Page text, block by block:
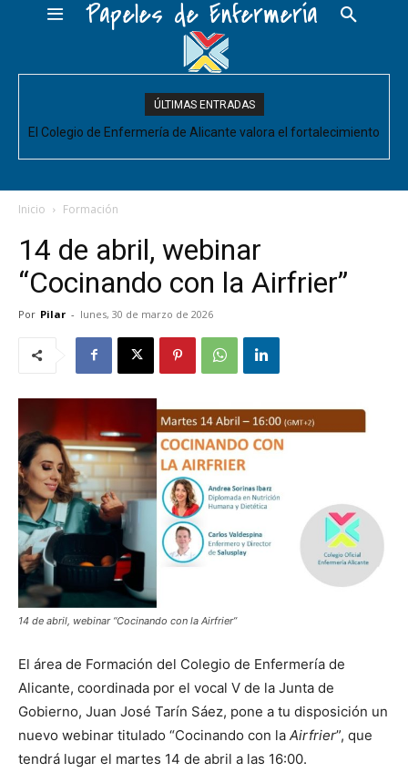
Papeles de Enfermería
ÚLTIMAS ENTRADAS
El Colegio de Enfermería de Alicante valora el fortalecimiento
acompañe de decisiones estructurales para...
Inicio Formación
14 de abril, webinar
“Cocinando con la Airfrier”
Por Pilar - lunes, 30 de marzo de 2026
14 de abril, webinar “Cocinando con la Airfrier”
El área de Formación del Colegio de Enfermería de
Alicante, coordinada por el vocal V de la Junta de
Gobierno, Juan José Tarín Sáez, pone a tu disposición un
nuevo webinar titulado “Cocinando con la Airfrier”, que
tendrá lugar el martes 14 de abril a las 16:00.